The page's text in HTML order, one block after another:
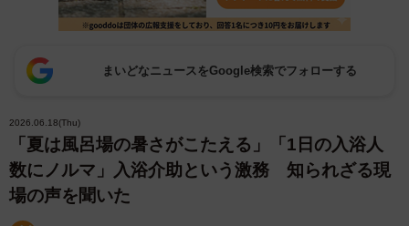
まいどなニュースをGoogle検索でフォローする
2026.06.18(Thu)
「夏は風呂場の暑さがこたえる」「1日の入浴人
数にノルマ」入浴介助という激務 知られざる現
場の声を聞いた